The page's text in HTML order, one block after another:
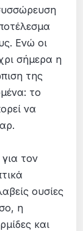
Ενώ οι
σήμερα η
της
το
να
τον
ουσίες
η
και